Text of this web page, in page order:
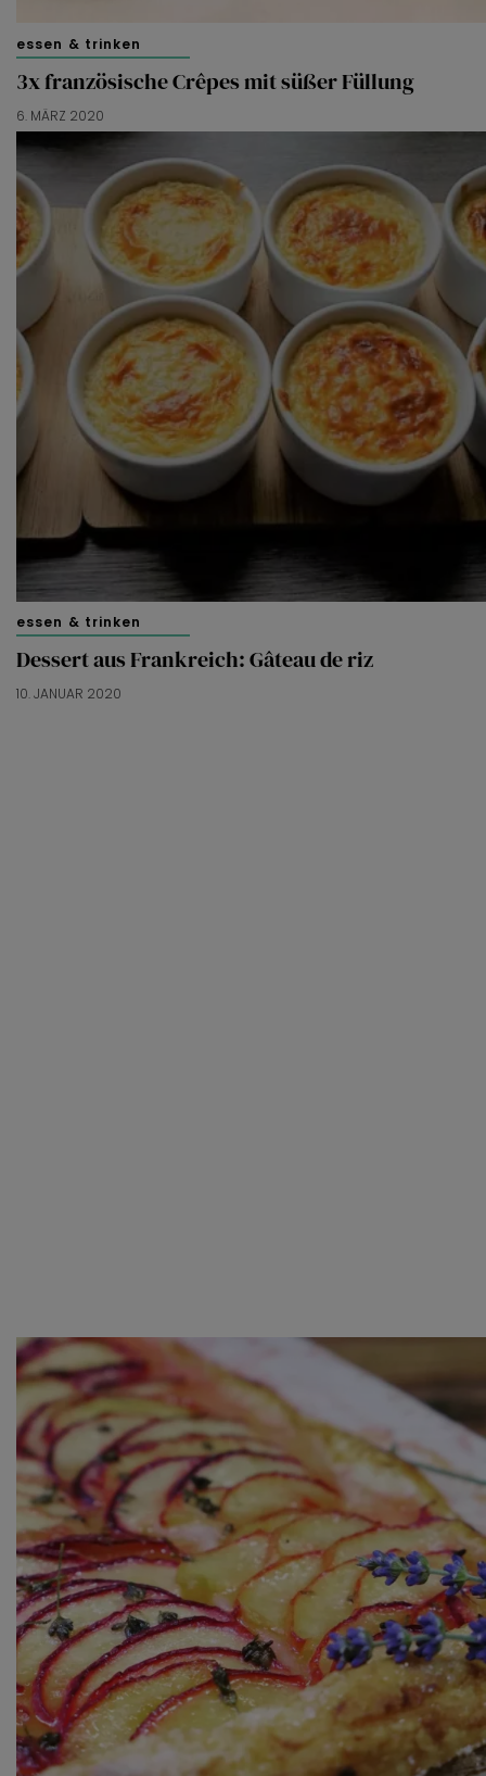
essen & trinken
3x französische Crêpes mit süßer Füllung
6. MÄRZ 2020
essen & trinken
Dessert aus Frankreich: Gâteau de riz
10. JANUAR 2020